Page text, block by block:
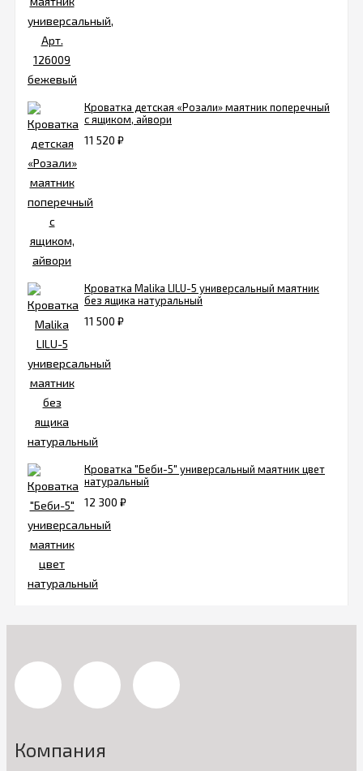
Кроватка детская «Розали» маятник поперечный
с ящиком, айвори
11 520 ₽
Кроватка Malika LILU-5 универсальный маятник
без ящика натуральный
11 500 ₽
Кроватка "Беби-5" универсальный маятник цвет
натуральный
12 300 ₽
Компания